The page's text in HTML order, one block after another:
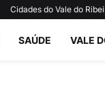
Cidades do Vale do
SAÚDE VALE